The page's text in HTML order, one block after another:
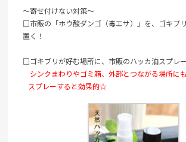
～寄せ付けない対策～
□市販の「ホウ酸ダンゴ（毒エサ）」を、ゴキブ
置く！
□ゴキブリが好む場所に、市販のハッカ油スプレー
シンクまわりやゴミ箱、外部とつながる場所にも
スプレーすると効果的☆